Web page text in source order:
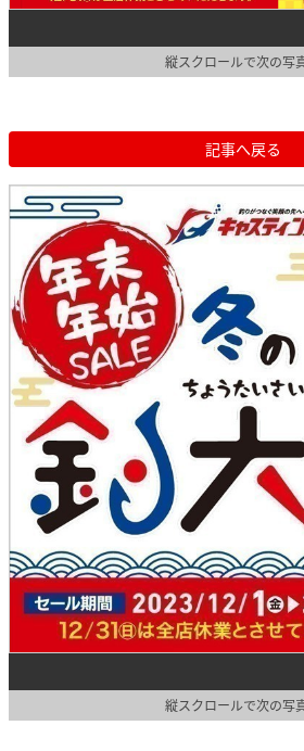
縦スクロールで次の写
記事へ戻る
縦スクロールで次の写